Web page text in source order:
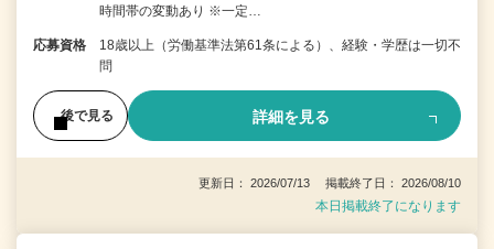
時間帯の変動あり ※一定…
応募資格
18歳以上（労働基準法第61条による）、経験・学歴は一切不
問
後で見る 詳細を見る
更新日： 2026/07/13 掲載終了日： 2026/08/10
本日掲載終了になります